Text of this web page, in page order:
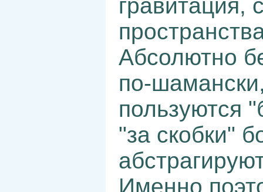
гравитация,
Абсолютно
по-
пользуются
"за скобки"
Именно